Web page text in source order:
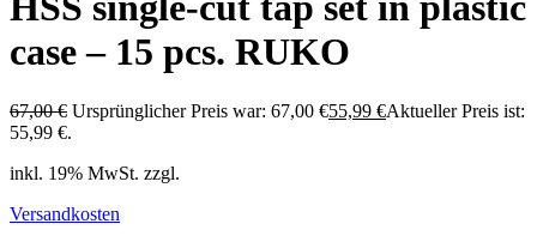
case – 15 pcs. RUKO
67,00€ Ursprünglicher Preis war: 67,00 €55,99 €Aktueller Preis ist:
55,99 €.
inkl. 19% MwSt. zzgl.
Versandkosten